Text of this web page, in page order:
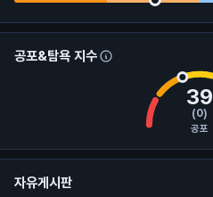
공포&탐욕 지수
39
(0)
공포
자유게시판